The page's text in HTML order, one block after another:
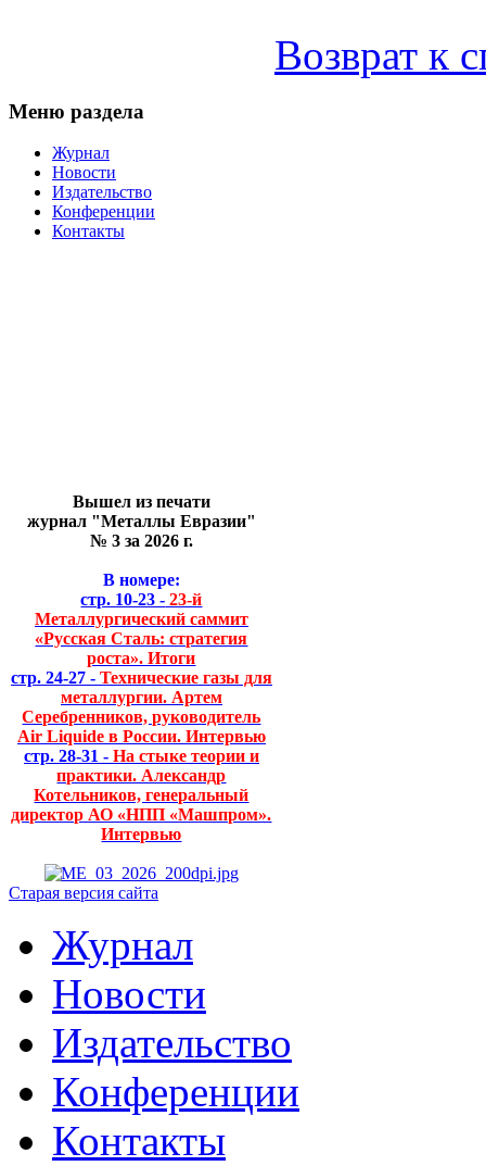
Возврат к
Меню раздела
Журнал
Новости
Издательство
Конференции
Контакты
Вышел из печати
журнал "Металлы Евразии"
№ 3 за 2026 г.
В номере:
стр. 10-23 - 23-й
Металлургический саммит
«Русская Сталь: стратегия
роста». Итоги
стр. 24-27 - Технические газы для
металлургии. Артем
Серебренников, руководитель
Air Liquide в России. Интервью
стр. 28-31 - На стыке теории и
практики. Александр
Котельников, генеральный
директор АО «НПП «Машпром».
Интервью
Старая версия сайта
Журнал
Новости
Издательство
Конференции
Контакты